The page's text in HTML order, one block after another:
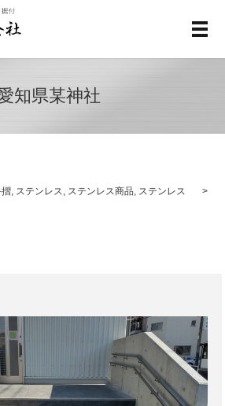
メ
知県某神社
, ステンレス, ステンレス商品, ステンレス